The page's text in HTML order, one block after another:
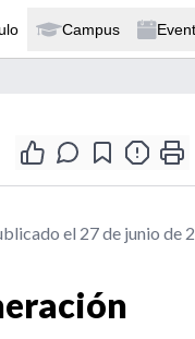
Campus
el 27 de junio de